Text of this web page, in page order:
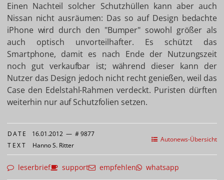
Einen Nachteil solcher Schutzhüllen kann aber auch
Nissan nicht ausräumen: Das so auf Design bedachte
iPhone wird durch den "Bumper" sowohl größer als
auch optisch unvorteilhafter. Es schützt das
Smartphone, damit es nach Ende der Nutzungszeit
noch gut verkaufbar ist; während dieser kann der
Nutzer das Design jedoch nicht recht genießen, weil das
Case den Edelstahl-Rahmen verdeckt. Puristen dürften
weiterhin nur auf Schutzfolien setzen.
Autonews-Übersicht
DATE 16.01.2012 — # 9877
TEXT Hanno S. Ritter
leserbrief support empfehlen whatsapp